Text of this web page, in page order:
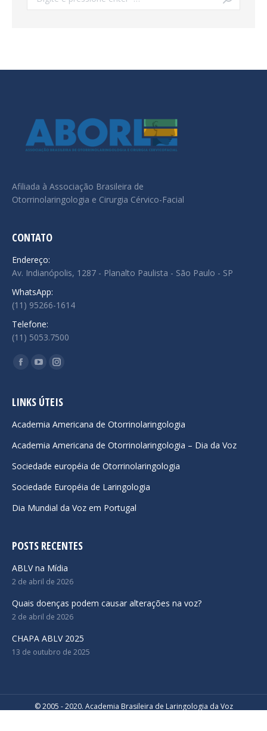
Afiliada à Associação Brasileira de
Otorrinolaringologia e Cirurgia Cérvico-Facial
CONTATO
Endereço:
Av. Indianópolis, 1287 - Planalto Paulista - São Paulo - SP
WhatsApp:
(11) 95266-1614
Telefone:
(11) 5053.7500
Encontre-nos em:
Facebook
opens
new
window
YouTube
opens
new
window
Instagram
opens
new
window
LINKS ÚTEIS
Academia Americana de Otorrinolaringologia
Academia Americana de Otorrinolaringologia – Dia da Voz
Sociedade européia de Otorrinolaringologia
Sociedade Européia de Laringologia
Dia Mundial da Voz em Portugal
POSTS RECENTES
ABLV na Mídia
2 de abril de 2026
Quais doenças podem causar alterações na voz?
2 de abril de 2026
CHAPA ABLV 2025
13 de outubro de 2025
© 2005 - 2020. Academia Brasileira de Laringologia da Voz